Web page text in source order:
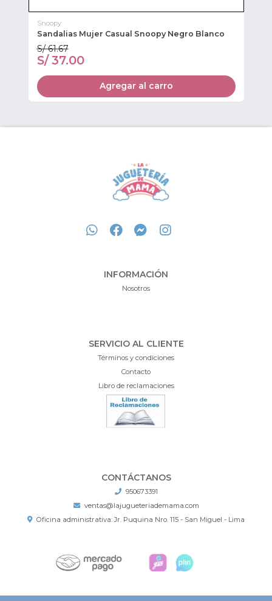
Snoopy
Sandalias Mujer Casual Snoopy Negro Blanco
S/ 61.67
S/ 37.00
Agregar al carro
INFORMACIÓN
Nosotros
SERVICIO AL CLIENTE
Términos y condiciones
Contacto
Libro de reclamaciones
CONTÁCTANOS
950673391
ventas@lajugueteriademama.com
Oficina administrativa: Jr. Puquina Nro. 115 - San Miguel - Lima